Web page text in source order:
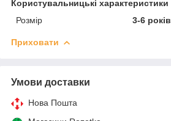
Користувальницькі характеристики
Розмір
3-6 років
Приховати
Умови доставки
Нова Пошта